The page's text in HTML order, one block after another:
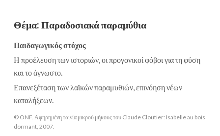
Θέμα: Παραδοσιακά παραμύθια
Παιδαγωγικός στόχος
Η προέλευση των ιστοριών, οι προγονικοί φόβοι για τη φύση
και το άγνωστο.
Επανεξέταση των λαϊκών παραμυθιών, επινόηση νέων
καταλήξεων.
© ONF. Αφηρημένη ταινία μικρού μήκους του Claude Cloutier: Isabelle au bois
dormant, 2007.